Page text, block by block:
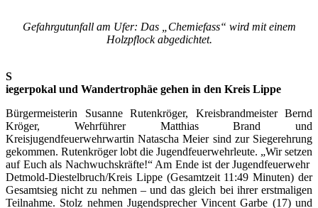
Gefahrgutunfall am Ufer: Das „Chemiefass“ wird mit einem
Holzpflock abgedichtet.
S
iegerpokal und Wandertrophäe gehen in den Kreis Lippe
Bürgermeisterin Susanne Rutenkröger, Kreisbrandmeister Bernd
Kröger, Wehrführer Matthias Brand und
Kreisjugendfeuerwehrwartin Natascha Meier sind zur Siegerehrung
gekommen. Rutenkröger lobt die Jugendfeuerwehrleute. „Wir setzen
auf Euch als Nachwuchskräfte!“ Am Ende ist der Jugendfeuerwehr
Detmold-Diestelbruch/Kreis Lippe (Gesamtzeit 11:49 Minuten) der
Gesamtsieg nicht zu nehmen – und das gleich bei ihrer erstmaligen
Teilnahme. Stolz nehmen Jugendsprecher Vincent Garbe (17) und